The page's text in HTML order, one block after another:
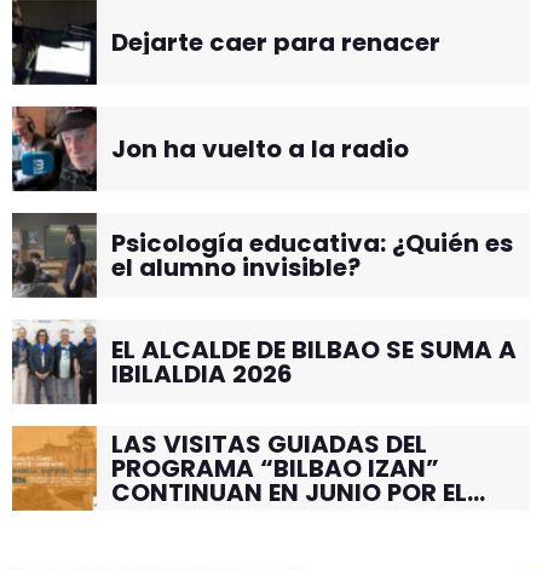
Dejarte caer para renacer
Jon ha vuelto a la radio
Psicología educativa: ¿Quién es
el alumno invisible?
EL ALCALDE DE BILBAO SE SUMA A
IBILALDIA 2026
LAS VISITAS GUIADAS DEL
PROGRAMA “BILBAO IZAN”
CONTINUAN EN JUNIO POR EL